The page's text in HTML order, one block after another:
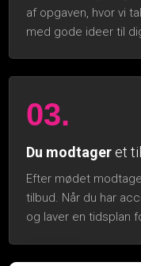
af opgaven, hvor vi
med gode ideer til
03.
Du modtager et
Efter mødet
tilbud. Når du har
og laver en tidsplan